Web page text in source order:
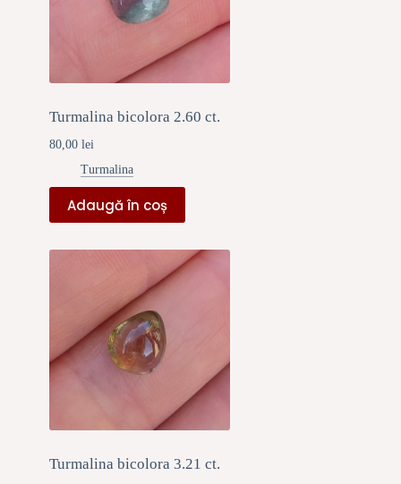
Turmalina bicolora 2.60 ct.
80,00 lei
Turmalina
Adaugă în coș
Turmalina bicolora 3.21 ct.